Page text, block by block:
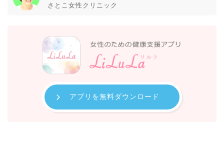
さとこ女性クリニック
アプリを無料ダウンロード